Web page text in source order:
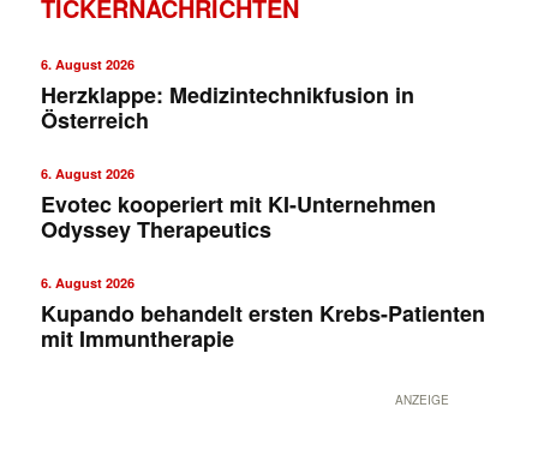
TICKERNACHRICHTEN
6. August 2026
Herzklappe: Medizintechnikfusion in
Österreich
6. August 2026
Evotec kooperiert mit KI-Unternehmen
Odyssey Therapeutics
6. August 2026
Kupando behandelt ersten Krebs-Patienten
mit Immuntherapie
ANZEIGE